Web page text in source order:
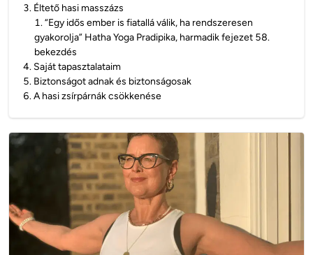
3. Éltető hasi masszázs
1.“Egy idős ember is fiatallá válik, ha rendszeresen
gyakorolja” Hatha Yoga Pradipika, harmadik fejezet 58.
bekezdés
4. Saját tapasztalataim
5. Biztonságot adnak és biztonságosak
6.A hasi zsírpárnák csökkenése